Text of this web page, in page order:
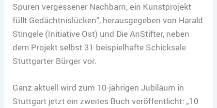
Spuren vergessener Nachbarn; ein Kunstprojekt
füllt Gedächtnislücken“, herausgegeben von Harald
Stingele (Initiative Ost) und Die AnStifter, neben
dem Projekt selbst 31 beispielhafte Schicksale
Stuttgarter Bürger vor.
Ganz aktuell wird zum 10-jährigen Jubiläum in
Stuttgart jetzt ein zweites Buch veröffentlicht: „10